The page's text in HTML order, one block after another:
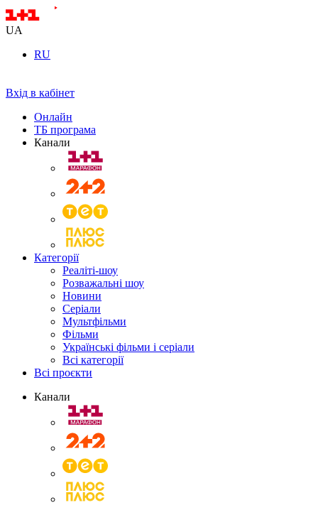
UA
RU
Вхід в кабінет
Онлайн
ТБ програма
Канали
Категорії
Реаліті-шоу
Розважальні шоу
Новини
Серіали
Мультфільми
Фільми
Українські фільми і серіали
Всі категорії
Всі проєкти
Канали